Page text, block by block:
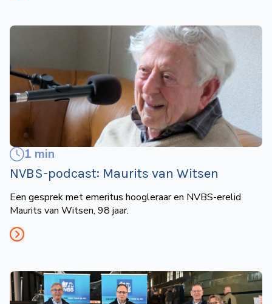
1 min
NVBS-podcast: Maurits van Witsen
Een gesprek met emeritus hoogleraar en NVBS-erelid
Maurits van Witsen, 98 jaar.